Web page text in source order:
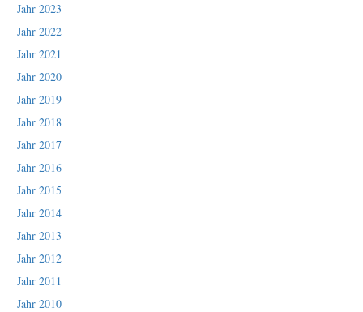
Jahr 2023
Jahr 2022
Jahr 2021
Jahr 2020
Jahr 2019
Jahr 2018
Jahr 2017
Jahr 2016
Jahr 2015
Jahr 2014
Jahr 2013
Jahr 2012
Jahr 2011
Jahr 2010